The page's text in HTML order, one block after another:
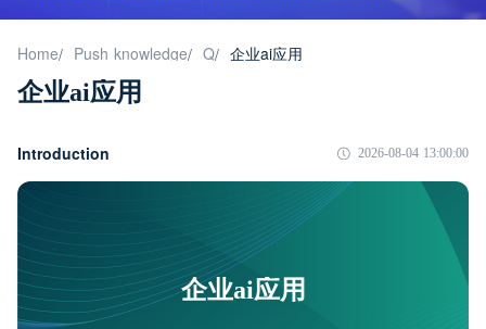
tens of billions of daily visits, supporting billions of high-concurrency accesses.
Home/ Push knowledge/ Q/ 企业ai应用
企业ai应用
Introduction 2026-08-04 13:00:00
企业ai应用